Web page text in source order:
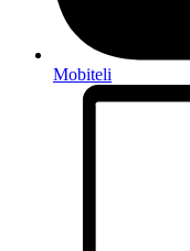
Mobiteli